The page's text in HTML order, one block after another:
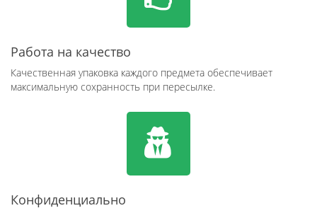
Работа на качество
Качественная упаковка каждого предмета обеспечивает
максимальную сохранность при пересылке.
Конфиденциально